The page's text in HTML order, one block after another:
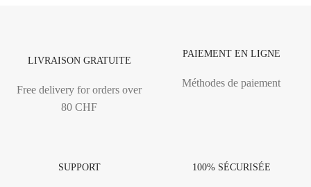
LIVRAISON GRATUITE
Free delivery for orders over
80 CHF
PAIEMENT EN LIGNE
Méthodes de paiement
SUPPORT 100% SÉCURISÉE